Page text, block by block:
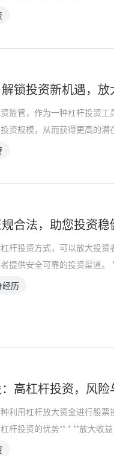
锁投资新机遇，
监管，作为一种杠杆投资
资规模，从而获得更高的
合法，助您投资稳
杆投资方式，可以放大投
提供安全可靠的投资渠道
经历
高杠杆投资，风
利用杠杆放大资金进行股
杆投资的优势** * **放大收